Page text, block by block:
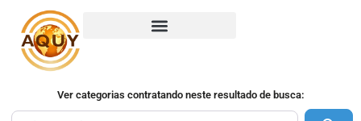
Ver categorias contratando neste resultado de busca: